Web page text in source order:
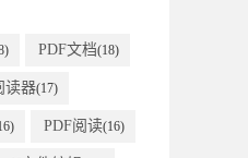
PDF文档(18)
读器(17)
PDF阅读(16)